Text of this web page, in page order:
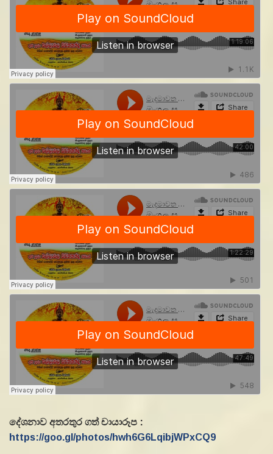
දේශනාව අතරතුර ගත් චායාරූප :
https://goo.gl/photos/hwh6G6LqibjWPxCQ9